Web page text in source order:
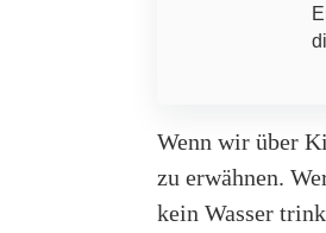
Wenn wir über
zu erwähnen.
kein Wasser